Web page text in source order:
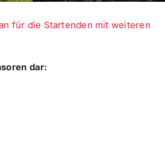
für die Startenden mit weiteren
dar: